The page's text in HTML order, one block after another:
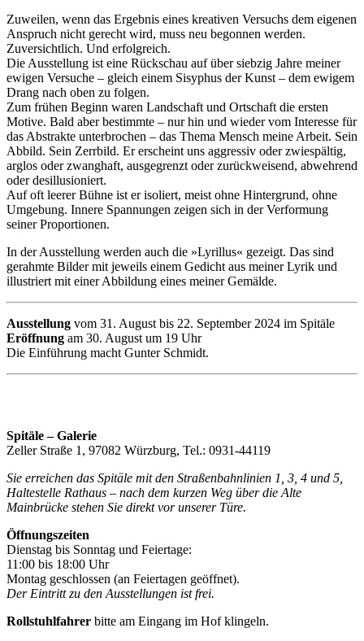
Zuweilen, wenn das Ergebnis eines kreativen Versuchs dem eigenen
Anspruch nicht gerecht wird, muss neu begonnen werden.
Zuversichtlich. Und erfolgreich.
Die Ausstellung ist eine Rückschau auf über siebzig Jahre meiner
ewigen Versuche – gleich einem Sisyphus der Kunst – dem ewigem
Drang nach oben zu folgen.
Zum frühen Beginn waren Landschaft und Ortschaft die ersten
Motive. Bald aber bestimmte – nur hin und wieder vom Interesse für
das Abstrakte unterbrochen – das Thema Mensch meine Arbeit. Sein
Abbild. Sein Zerrbild. Er erscheint uns aggressiv oder zwiespältig,
arglos oder zwanghaft, ausgegrenzt oder zurückweisend, abwehrend
oder desillusioniert.
Auf oft leerer Bühne ist er isoliert, meist ohne Hintergrund, ohne
Umgebung. Innere Spannungen zeigen sich in der Verformung
seiner Proportionen.
In der Ausstellung werden auch die »Lyrillus« gezeigt. Das sind
gerahmte Bilder mit jeweils einem Gedicht aus meiner Lyrik und
illustriert mit einer Abbildung eines meiner Gemälde.
Ausstellung vom 31. August bis 22. September 2024 im Spitäle
Eröffnung am 30. August um 19 Uhr
Die Einführung macht Gunter Schmidt.
Spitäle – Galerie
Zeller Straße 1, 97082 Würzburg, Tel.: 0931-44119
Sie erreichen das Spitäle mit den Straßenbahnlinien 1, 3, 4 und 5,
Haltestelle Rathaus – nach dem kurzen Weg über die Alte
Mainbrücke stehen Sie direkt vor unserer Türe.
Öffnungszeiten
Dienstag bis Sonntag und Feiertage:
11:00 bis 18:00 Uhr
Montag geschlossen (an Feiertagen geöffnet).
Der Eintritt zu den Ausstellungen ist frei.
Rollstuhlfahrer bitte am Eingang im Hof klingeln.